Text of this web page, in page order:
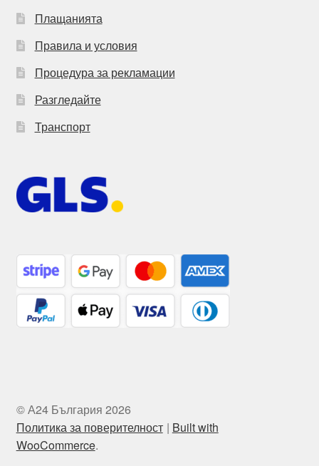
Плащанията
Правила и условия
Процедура за рекламации
Разгледайте
Транспорт
© А24 България 2026
Политика за поверителност
Built with
WooCommerce.